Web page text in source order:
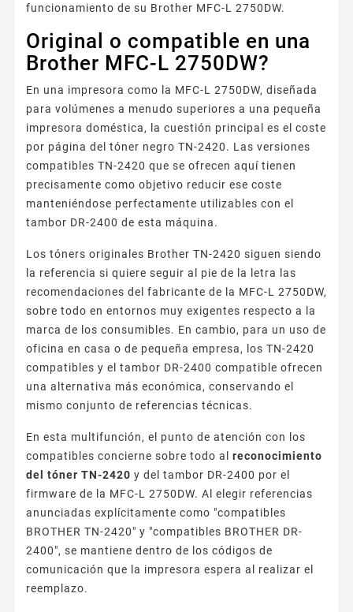
funcionamiento de su Brother MFC-L 2750DW.
Original o compatible en una
Brother MFC-L 2750DW?
En una impresora como la MFC-L 2750DW, diseñada
para volúmenes a menudo superiores a una pequeña
impresora doméstica, la cuestión principal es el coste
por página del tóner negro TN-2420. Las versiones
compatibles TN-2420 que se ofrecen aquí tienen
precisamente como objetivo reducir ese coste
manteniéndose perfectamente utilizables con el
tambor DR-2400 de esta máquina.
Los tóners originales Brother TN-2420 siguen siendo
la referencia si quiere seguir al pie de la letra las
recomendaciones del fabricante de la MFC-L 2750DW,
sobre todo en entornos muy exigentes respecto a la
marca de los consumibles. En cambio, para un uso de
oficina en casa o de pequeña empresa, los TN-2420
compatibles y el tambor DR-2400 compatible ofrecen
una alternativa más económica, conservando el
mismo conjunto de referencias técnicas.
En esta multifunción, el punto de atención con los
compatibles concierne sobre todo al reconocimiento
del tóner TN-2420 y del tambor DR-2400 por el
firmware de la MFC-L 2750DW. Al elegir referencias
anunciadas explícitamente como "compatibles
BROTHER TN-2420" y "compatibles BROTHER DR-
2400", se mantiene dentro de los códigos de
comunicación que la impresora espera al realizar el
reemplazo.